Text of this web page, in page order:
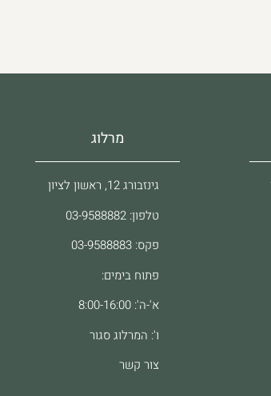
מרלוג
גינזבורג 12, ראשון לציון
טלפון: 03-9588882
פקס: 03-9588883
פתוח בימים:
א'-ה': 8:00-16:00
ו': המרלוג סגור
צור קשר